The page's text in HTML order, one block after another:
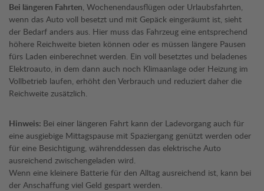
Bei längeren Fahrten, Wochenendausflügen oder Urlaubsfahrten,
wenn das Auto voll besetzt und mit Gepäck eingeräumt ist, sieht
der Bedarf anders aus. Hier muss das Fahrzeug eine entsprechend
höhere Reichweite bieten können oder es müssen längere Pausen
fürs Laden einberechnet werden. Ein voll besetztes und beladenes
Elektroauto, in dem dann auch noch Klimaanlage oder Heizung im
Vollbetrieb laufen, erhöht den Verbrauch und reduziert daher die
Reichweite zusätzlich.
Hinweis: Bei einer längeren Fahrt kann der Ladevorgang auch für
eine ausgiebige Mittagspause mit Spaziergang genützt werden oder
für eine Besichtigung, währenddessen das elektrische Auto
ausreichend zwischengeladen wird.
Wenn eine kleinere Batterie für den Alltag ausreichend ist, kann bei
der Anschaffung viel Geld gespart werden.